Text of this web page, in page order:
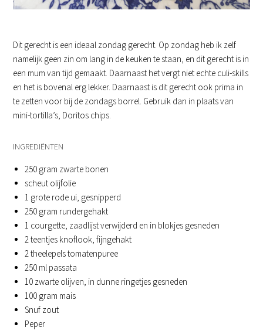
Dit gerecht is een ideaal zondag gerecht. Op zondag heb ik zelf
namelijk geen zin om lang in de keuken te staan, en dit gerecht is in
een mum van tijd gemaakt. Daarnaast het vergt niet echte culi-skills
en het is bovenal erg lekker. Daarnaast is dit gerecht ook prima in
te zetten voor bij de zondags borrel. Gebruik dan in plaats van
mini-tortilla’s, Doritos chips.
INGREDIËNTEN
250 gram zwarte bonen
scheut olijfolie
1 grote rode ui, gesnipperd
250 gram rundergehakt
1 courgette, zaadlijst verwijderd en in blokjes gesneden
2 teentjes knoflook, fijngehakt
2 theelepels tomatenpuree
250 ml passata
10 zwarte olijven, in dunne ringetjes gesneden
100 gram mais
Snuf zout
Peper